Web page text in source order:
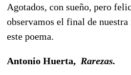
Agotados, con sueño, pero
observamos el final de nuestra
este poema.
Antonio Huerta, Rarezas.